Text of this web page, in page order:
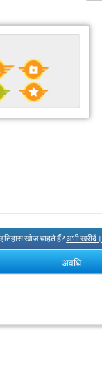
खोज चाहते हैं?अभी
अवधि